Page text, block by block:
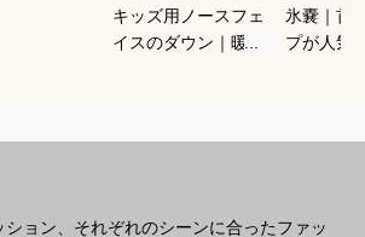
キッズ用ノースフェ
イスのダウン｜暖か
氷嚢｜首
プが人気
ション、それぞれのシーンに合ったファッ